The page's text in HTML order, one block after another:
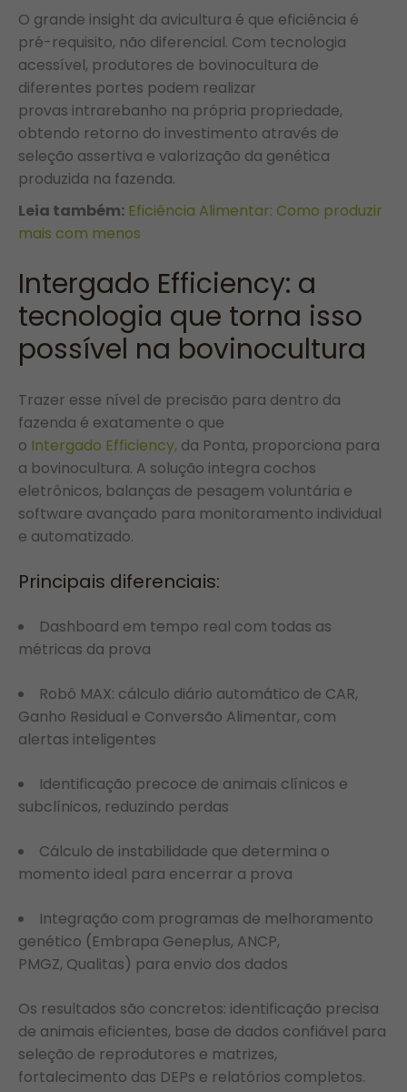
O grande insight da avicultura é que eficiência é
pré-requisito, não diferencial. Com tecnologia
acessível, produtores de bovinocultura de
diferentes portes podem realizar
provas intrarebanho na própria propriedade,
obtendo retorno do investimento através de
seleção assertiva e valorização da genética
produzida na fazenda.
Leia também: Eficiência Alimentar: Como produzir
mais com menos
Intergado Efficiency: a
tecnologia que torna isso
possível na bovinocultura
Trazer esse nível de precisão para dentro da
fazenda é exatamente o que
o Intergado Efficiency, da Ponta, proporciona para
a bovinocultura. A solução integra cochos
eletrônicos, balanças de pesagem voluntária e
software avançado para monitoramento individual
e automatizado.
Principais diferenciais:
Dashboard em tempo real com todas as
métricas da prova
Robô MAX: cálculo diário automático de CAR,
Ganho Residual e Conversão Alimentar, com
alertas inteligentes
Identificação precoce de animais clínicos e
subclínicos, reduzindo perdas
Cálculo de instabilidade que determina o
momento ideal para encerrar a prova
Integração com programas de melhoramento
genético (Embrapa Geneplus, ANCP,
PMGZ, Qualitas) para envio dos dados
Os resultados são concretos: identificação precisa
de animais eficientes, base de dados confiável para
seleção de reprodutores e matrizes,
fortalecimento das DEPs e relatórios completos.